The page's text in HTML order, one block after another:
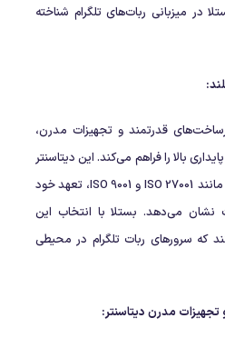
در میزبانی ربات‌های تلگرام شناخته
قدرتمند و تجهیزات مدرن،
بالا را فراهم می‌کند. این دیتاسنتر
با اخذ گواهینامه‌های بین‌المللی مانند ISO 27001 و ISO 9001، تعهد خود
می‌دهد. بستلا با انتخاب این
که سرورهای ربات تلگرام در محیطی
مدرن دیتاسنتر: